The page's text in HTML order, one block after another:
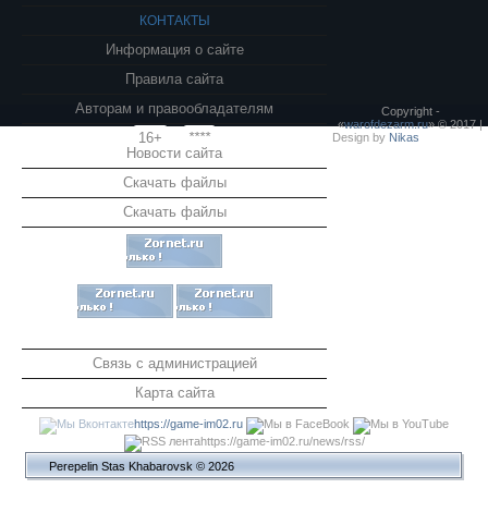
КОНТАКТЫ
Информация о сайте
Правила сайта
Авторам и правообладателям
16+
****
Новости сайта
Скачать файлы
Скачать файлы
Связь с администрацией
Карта сайта
Copyright -
«warofdezarm.ru» © 2017 |
Design by Nikas
https://game-im02.ru
https://game-im02.ru/news/rss/
Perepelin Stas Khabarovsk © 2026